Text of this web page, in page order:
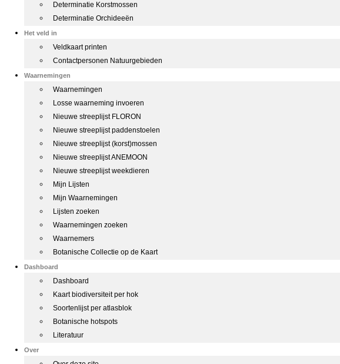
Determinatie Korstmossen
Determinatie Orchideeën
Het veld in
Veldkaart printen
Contactpersonen Natuurgebieden
Waarnemingen
Waarnemingen
Losse waarneming invoeren
Nieuwe streeplijst FLORON
Nieuwe streeplijst paddenstoelen
Nieuwe streeplijst (korst)mossen
Nieuwe streeplijst ANEMOON
Nieuwe streeplijst weekdieren
Mijn Lijsten
Mijn Waarnemingen
Lijsten zoeken
Waarnemingen zoeken
Waarnemers
Botanische Collectie op de Kaart
Dashboard
Dashboard
Kaart biodiversiteit per hok
Soortenlijst per atlasblok
Botanische hotspots
Literatuur
Over